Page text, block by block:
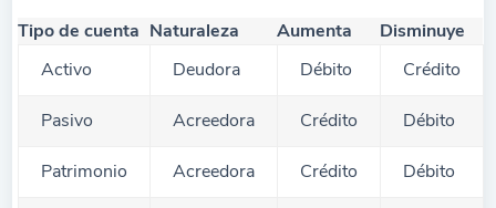
Tipo de cuenta Naturaleza Aumenta
Disminuye
Activo
Deudora Débito Crédito
Pasivo Acreedora Crédito Débito
Patrimonio Acreedora Crédito Débito